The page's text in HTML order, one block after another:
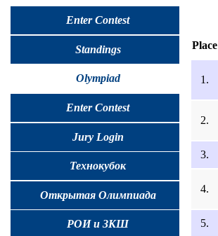
Enter Contest
Standings
Olympiad
Enter Contest
Jury Login
Технокубок
Открытая Олимпиада
РОИ и ЗКШ
Place
1.
2.
3.
4.
5.